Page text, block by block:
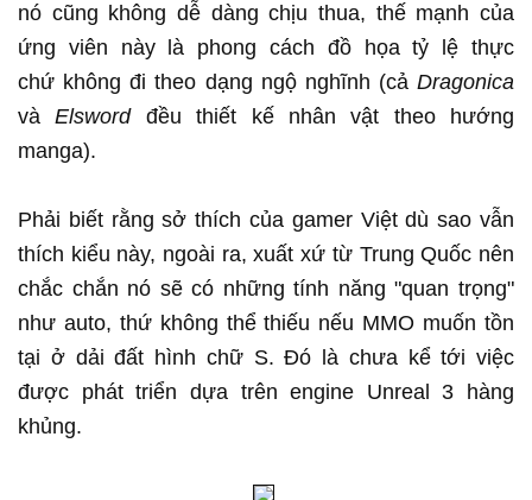
nó cũng không dễ dàng chịu thua, thế mạnh của
ứng viên này là phong cách đồ họa tỷ lệ thực
chứ không đi theo dạng ngộ nghĩnh (cả Dragonica
vàElswordđều thiết kế nhân vật theo hướng
manga).
Phải biết rằng sở thích của gamer Việt dù sao vẫn
thích kiểu này, ngoài ra, xuất xứ từ Trung Quốc nên
chắc chắn nó sẽ có những tính năng "quan trọng"
như auto, thứ không thể thiếu nếu MMO muốn tồn
tại ở dải đất hình chữ S. Đó là chưa kể tới việc
được phát triển dựa trên engine Unreal 3 hàng
khủng.